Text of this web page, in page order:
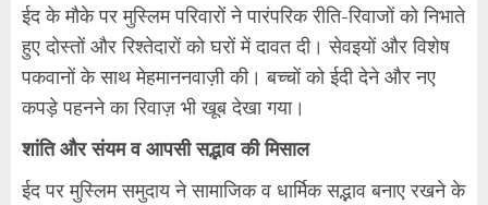
ईद के मौके पर मुस्लिम परिवारों ने पारंपरिक रीति-रिवाजों को निभाते
हुए दोस्तों और रिश्तेदारों को घरों में दावत दी। सेवइयों और विशेष
पकवानों के साथ मेहमाननवाज़ी की। बच्चों को ईदी देने और नए
कपड़े पहनने का रिवाज़ भी खूब देखा गया।
शांति और संयम व आपसी सद्भाव की मिसाल
ईद पर मुस्लिम समुदाय ने सामाजिक व धार्मिक सद्भाव बनाए रखने के